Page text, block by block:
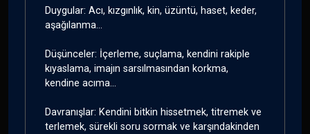
Duygular: Acı, kızgınlık, kin, üzüntü, haset, keder,
aşağılanma...
Düşünceler: İçerleme, suçlama, kendini rakiple
kıyaslama, imajın sarsılmasından korkma,
kendine acıma...
Davranışlar: Kendini bitkin hissetmek, titremek ve
terlemek, sürekli soru sormak ve karşındakinden